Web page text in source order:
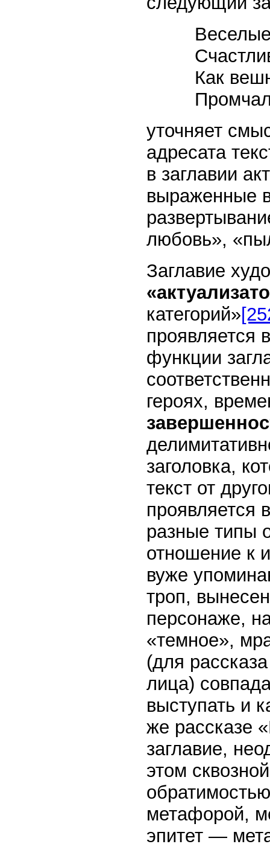
Как
уточняет
адресата
в заглавии
выраженные
любовь»,
Заглавие
категорий»
проявляется
функции
героях,
заголовка,
текст от
проявляется
разные типы
отношение к
вуже
троп,
персонаже,
«темное»,
(для
лица)
выступать и
же рассказе
заглавие,
этом
метафорой,
эпитет —